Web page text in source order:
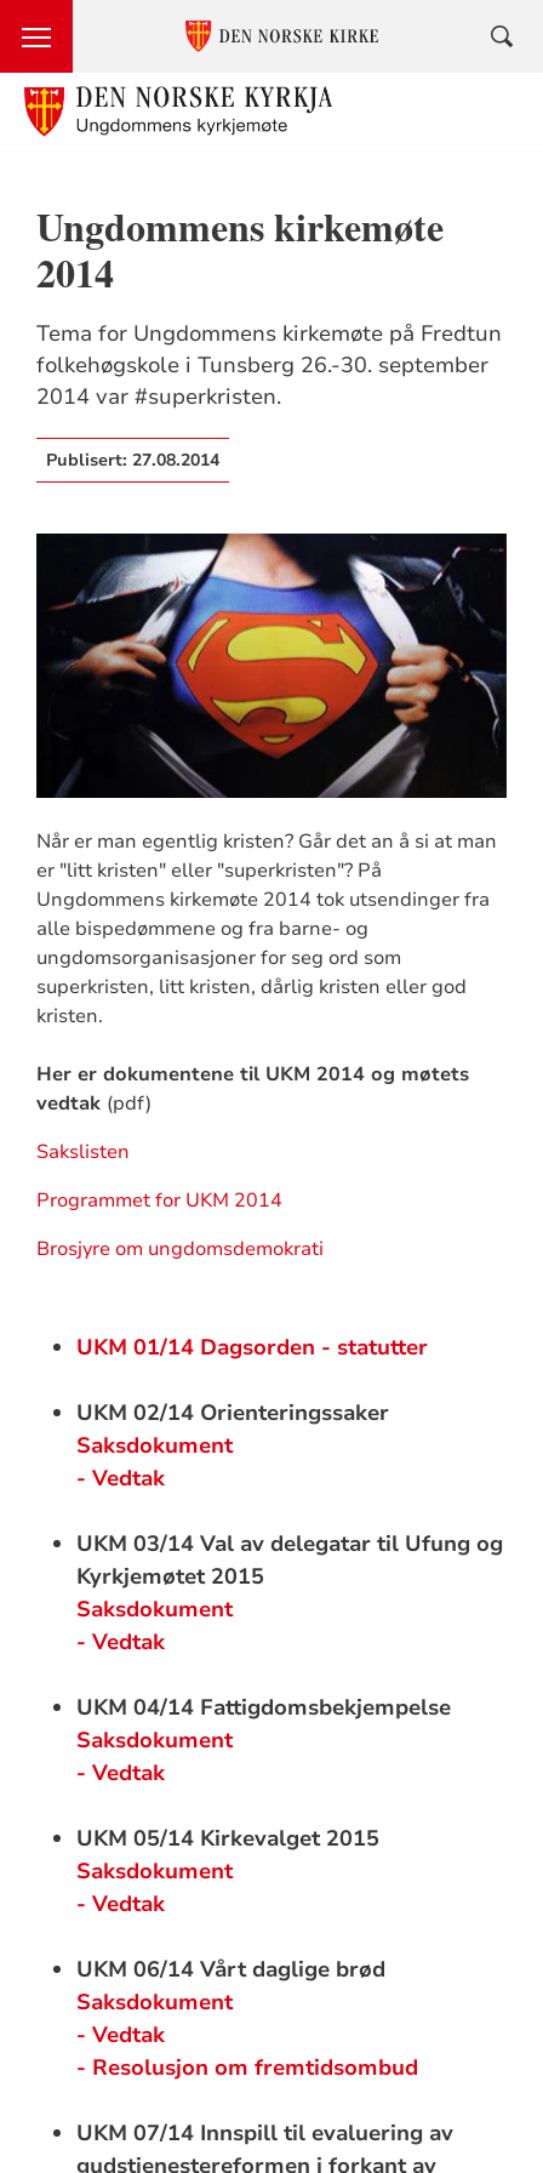
Ungdommens kirkemøte
2014
Tema for Ungdommens kirkemøte på Fredtun
folkehøgskole i Tunsberg 26.-30. september
2014 var #superkristen.
Publisert: 27.08.2014
Når er man egentlig kristen? Går det an å si at man
er "litt kristen" eller "superkristen"? På
Ungdommens kirkemøte 2014 tok utsendinger fra
alle bispedømmene og fra barne- og
ungdomsorganisasjoner for seg ord som
superkristen, litt kristen, dårlig kristen eller god
kristen.
Her er dokumentene til UKM 2014 og møtets
vedtak (pdf)
Sakslisten
Programmet for UKM 2014
Brosjyre om ungdomsdemokrati
UKM 01/14 Dagsorden - statutter
UKM 02/14 Orienteringssaker
Saksdokument
- Vedtak
UKM 03/14 Val av delegatar til Ufung og
Kyrkjemøtet 2015
Saksdokument
- Vedtak
UKM 04/14 Fattigdomsbekjempelse
Saksdokument
- Vedtak
UKM 05/14 Kirkevalget 2015
Saksdokument
- Vedtak
UKM 06/14 Vårt daglige brød
Saksdokument
- Vedtak
- Resolusjon om fremtidsombud
UKM 07/14 Innspill til evaluering av
gudstjenestereformen i forkant av